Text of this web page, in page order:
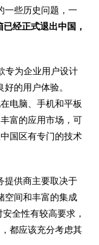
一些历史问题，一
已经正式退出中国，
专为企业用户设计
的用户体验。
电脑、手机和平板
富的应用市场，可
国区有专门的技术
供商主要取决于
空间和丰富的集成
全性有较高要求，
都应该充分考虑其